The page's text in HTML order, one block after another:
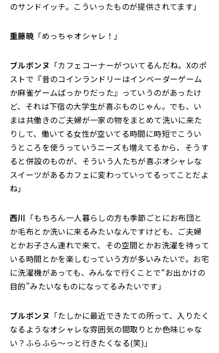
のサンドイッチ。こういったものが提供されてます」
重藤暁 「めっちゃオシャレ！」
ブルボンヌ 「カフェコーナーがついてるんだね。Xのポ
ストで『昔のコインランドリーはインベーダーゲーム
か麻雀ゲームばっかりだった』っていうのがあったけ
ど、それは下宿の大学生が喜ぶものじゃん。でも、い
まは共働きのご夫婦が一家の物をまとめて洗いに来た
りして、働いてる女性が空いてる時間に時短でこうい
うところを使うっていうニーズも増えてるから、そうす
ると併設のものが、そういう人たちが喜ぶオシャレな
スイーツがあるカフェに変わっていってるってことだよ
ね」
西川 「もちろん一人暮らしの方も季節ごとにお布団と
か毛布とか洗いに来るみたいなんですけども、ご夫婦
とかお子さん連れで来て、その空間とかお洗濯を待って
いる時間とかを楽しむっていう方が多いみたいで。お宅
に洗濯機があっても、みんなで行くことで“お出かけの
目的”みたいなものになってるみたいです」
ブルボンヌ 「たしかに最近できたての所って、入りたく
なるようなオシャレな雰囲気の間取りとか色味じゃな
い？ふらふら〜っと行きたくなる(笑)」